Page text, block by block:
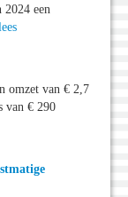
een
omzet van € 2,7
van € 290